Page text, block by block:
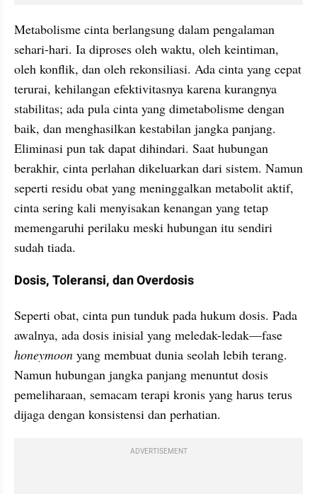
Metabolisme cinta berlangsung dalam pengalaman
sehari-hari. Ia diproses oleh waktu, oleh keintiman,
oleh konflik, dan oleh rekonsiliasi. Ada cinta yang cepat
terurai, kehilangan efektivitasnya karena kurangnya
stabilitas; ada pula cinta yang dimetabolisme dengan
baik, dan menghasilkan kestabilan jangka panjang.
Eliminasi pun tak dapat dihindari. Saat hubungan
berakhir, cinta perlahan dikeluarkan dari sistem. Namun
seperti residu obat yang meninggalkan metabolit aktif,
cinta sering kali menyisakan kenangan yang tetap
memengaruhi perilaku meski hubungan itu sendiri
sudah tiada.
Dosis, Toleransi, dan Overdosis
Seperti obat, cinta pun tunduk pada hukum dosis. Pada
honeymoon yang membuat dunia seolah lebih terang.
Namun hubungan jangka panjang menuntut dosis
pemeliharaan, semacam terapi kronis yang harus terus
dijaga dengan konsistensi dan perhatian.
ADVERTISEMENT